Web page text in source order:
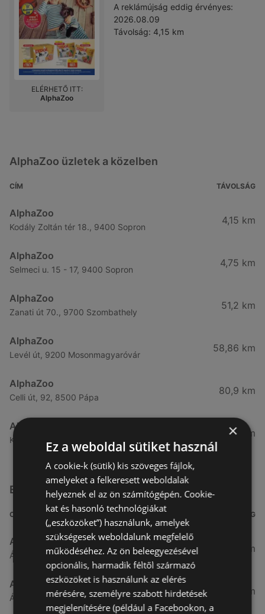
A reklámújság eddig érvényes:
2026.08.09
Távolság: 4,15 km
ELÉRHETŐ ITT:
AlphaZoo
AlphaZoo üzletek a közelben
CÍM TÁVOLSÁG
AlphaZoo
Kodály Zoltán tér 18., 9400 Sopron
4,15 km
AlphaZoo
Selmeci u. 15 - 17, 9400 Sopron
4,75 km
AlphaZoo
Zanati út 70., 9700 Szombathely
51,2 km
AlphaZoo
Levél út, 9200 Mosonmagyaróvár
58,86 km
AlphaZoo
Celli út, 92, 8500 Pápa
80,9 km
AlphaZoo
Királyszék út, 33, 9012 Győr
82,98 km
Egyéb Szupermarketek üzletek a közelben
CÍM TÁVOLSÁG
Aldi
Ágfalvi út 4/A., 9400 Sopron
3,26 km
ALDI
Ágfalvi út 4/a, 9400 Sopron
3,26 km
×
Ez a weboldal sütiket használ
A cookie-k (sütik) kis szöveges fájlok,
amelyeket a felkeresett weboldalak
helyeznek el az ön számítógépén. Cookie-
kat és hasonló technológiákat
(„eszközöket”) használunk, amelyek
szükségesek weboldalunk megfelelő
működéséhez. Az ön beleegyezésével
opcionális, harmadik féltől származó
eszközöket is használunk az elérés
mérésére, személyre szabott hirdetések
megjelenítésére (például a Facebookon, a